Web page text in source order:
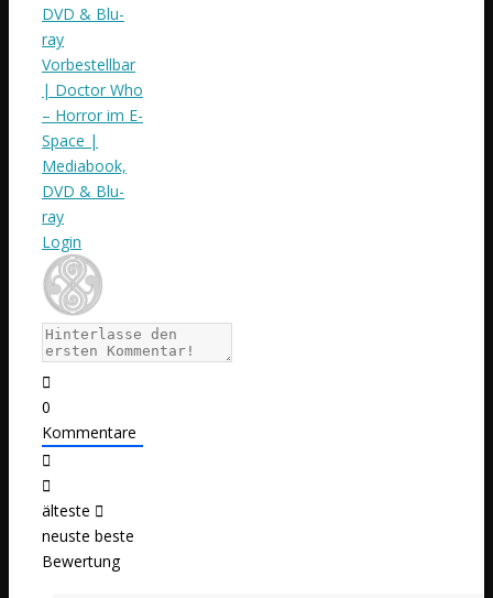
DVD & Blu-
ray
Vorbestellbar
| Doctor Who
– Horror im E-
Space |
Mediabook,
DVD & Blu-
ray
Login
0
Kommentare
älteste
neuste beste
Bewertung